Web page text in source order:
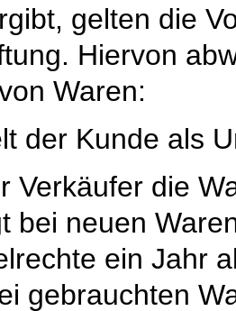
gelten die
Hiervon
Waren:
der Kunde als
Verkäufer die
bei neuen
ein Jahr
gebrauchten